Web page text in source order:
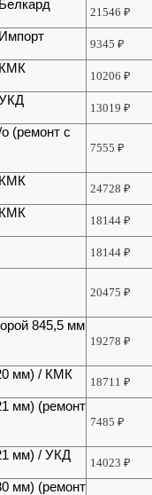
21546₽
9345₽
10206₽
13019₽
(ремонт с
7555₽
24728₽
18144₽
18144₽
20475₽
845,5 мм
19278₽
мм) / КМК
18711₽
мм) (ремонт
7485₽
мм) / УКД
14023₽
мм) (ремонт